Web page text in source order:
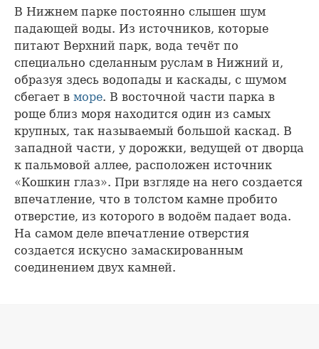
В Нижнем парке постоянно слышен шум
падающей воды. Из источников, которые
питают Верхний парк, вода течёт по
специально сделанным руслам в Нижний и,
образуя здесь водопады и каскады, с шумом
сбегает в море. В восточной части парка в
роще близ моря находится один из самых
крупных, так называемый большой каскад. В
западной части, у дорожки, ведущей от дворца
к пальмовой аллее, расположен источник
«Кошкин глаз». При взгляде на него создается
впечатление, что в толстом камне пробито
отверстие, из которого в водоём падает вода.
На самом деле впечатление отверстия
создается искусно замаскированным
соединением двух камней.